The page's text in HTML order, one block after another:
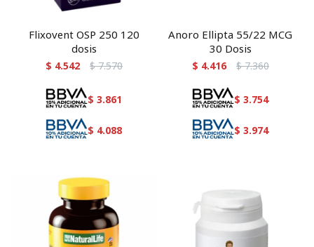
Flixovent OSP 250 120
dosis
$ 4.542 $ 7.570
$ 3.861
$ 4.088
Anoro Ellipta 55/22 MCG
30 Dosis
$ 4.416 $ 7.360
$ 3.754
$ 3.974